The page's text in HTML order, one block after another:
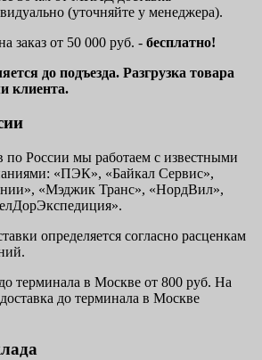
(уточняйте у менеджера).
заказ от 50 000 руб. - бесплатно!
до подъезда. Разгрузка товара
клиента.
по России мы работаем с известными
«ПЭК», «Байкал Сервис»,
«Мэджик Транс», «НордВил»,
определяется согласно расценкам
терминала в Москве от 800 руб. На
до терминала в Москве